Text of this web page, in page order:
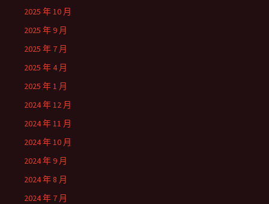
2025 年 10 月
2025 年 9 月
2025 年 7 月
2025 年 4 月
2025 年 1 月
2024 年 12 月
2024 年 11 月
2024 年 10 月
2024 年 9 月
2024 年 8 月
2024 年 7 月